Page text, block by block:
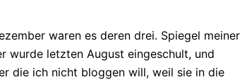
waren es deren drei. Spiegel meiner
wurde letzten August eingeschult, und
die ich nicht bloggen will, weil sie in die